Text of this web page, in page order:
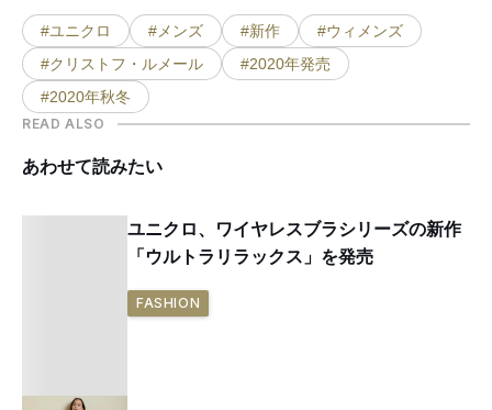
#ユニクロ #メンズ #新作
#ウィメンズ
#クリストフ・ルメール
#2020年発売
#2020年秋冬
READ ALSO
あわせて読みたい
ユニクロ、ワイヤレスブラシリーズの新作
「ウルトラリラックス」を発売
FASHION